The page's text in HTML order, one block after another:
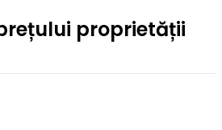
proprietății